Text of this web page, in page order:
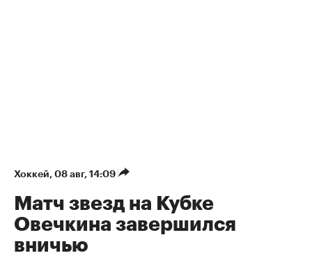
Хоккей⁠, 08 авг, 14:09
Матч звезд на Кубке
Овечкина завершился
вничью